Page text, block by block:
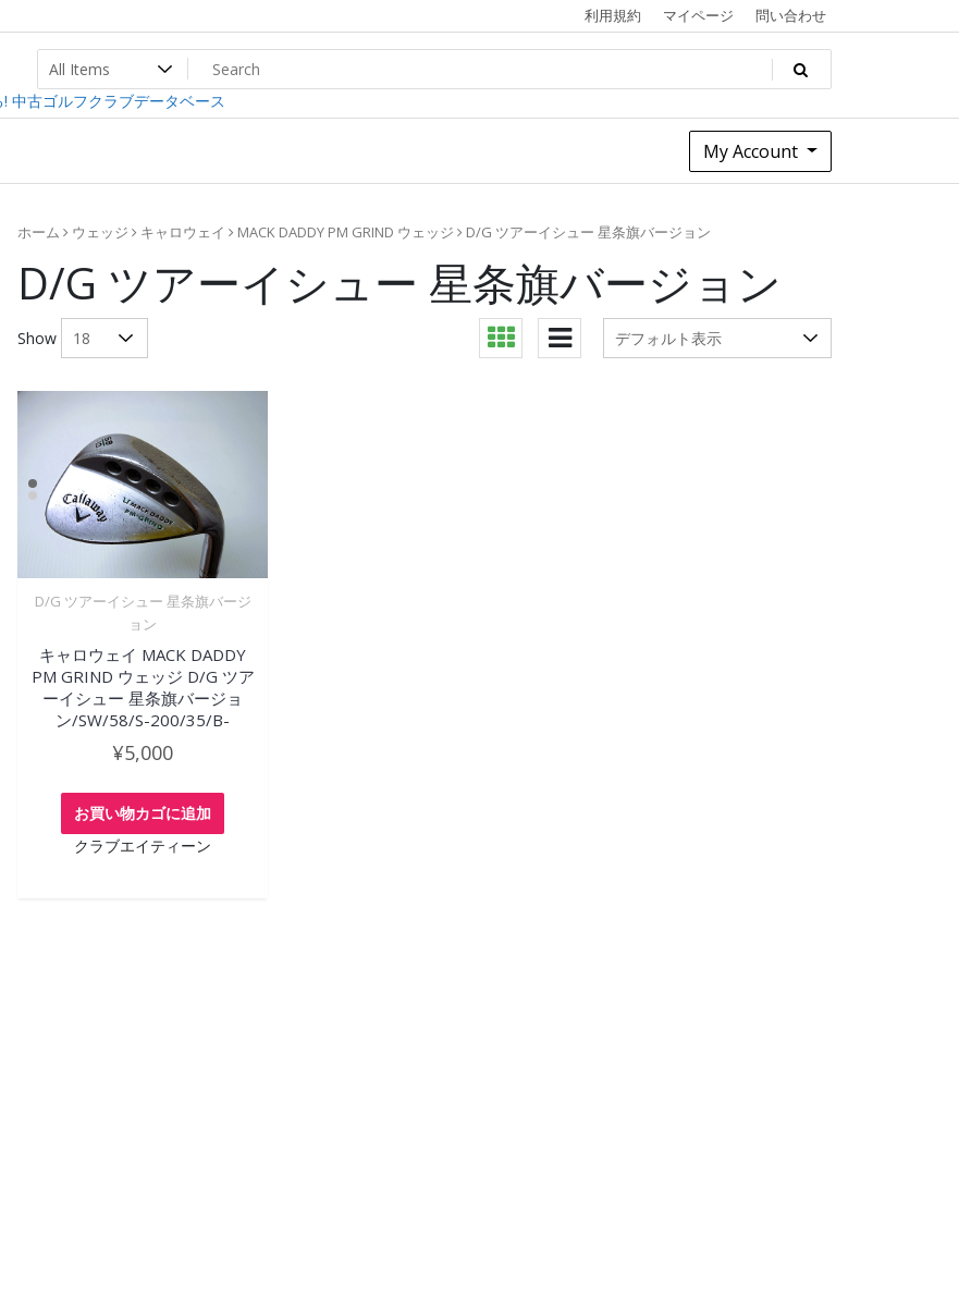
利用規約 マイページ 問い合わせ
中古ゴルフクラブデータベース
My Account
ホーム ウェッジ キャロウェイ MACK DADDY PM GRIND ウェッジ D/G ツアーイシュー 星条旗バージョン
D/G ツアーイシュー 星条旗バージョン
Show
D/G ツアーイシュー 星条旗バージ
ョン
キャロウェイ MACK DADDY
PM GRIND ウェッジ D/G ツア
ーイシュー 星条旗バージョ
ン/SW/58/S-200/35/B-
¥5,000
お買い物カゴに追加
クラブエイティーン